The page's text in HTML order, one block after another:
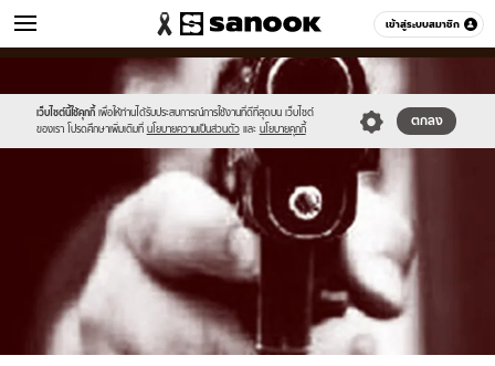
เข้าสู่ระบบสมาชิก
ข่าว หมวดอื่นๆ
เว็บไซต์นี้ใช้คุกกี้ เพื่อให้ท่านได้รับประสบการณ์การใช้งานที่ดีที่สุดบน เว็บไซต์
ของเรา โปรดศึกษาเพิ่มเติมที่ นโยบายความเป็นส่วนตัว และ นโยบายคุกกี้
ตกลง
//s.isanook.com/sr/0/images/logo-
new-
sanook.png
//s.isanook.com/ns/0/ud/235/1175903/441957-
01.jpg